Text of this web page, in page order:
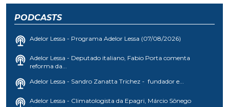
PODCASTS
Adelor Lessa - Programa Adelor Lessa (07/08/2026)
Adelor Lessa - Deputado italiano, Fabio Porta comenta
reforma da...
Adelor Lessa - Sandro Zanatta Trichez - fundador e...
Adelor Lessa - Climatologista da Epagri, Márcio Sônego